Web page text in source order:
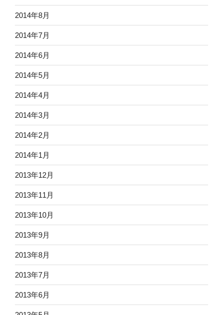
2014年8月
2014年7月
2014年6月
2014年5月
2014年4月
2014年3月
2014年2月
2014年1月
2013年12月
2013年11月
2013年10月
2013年9月
2013年8月
2013年7月
2013年6月